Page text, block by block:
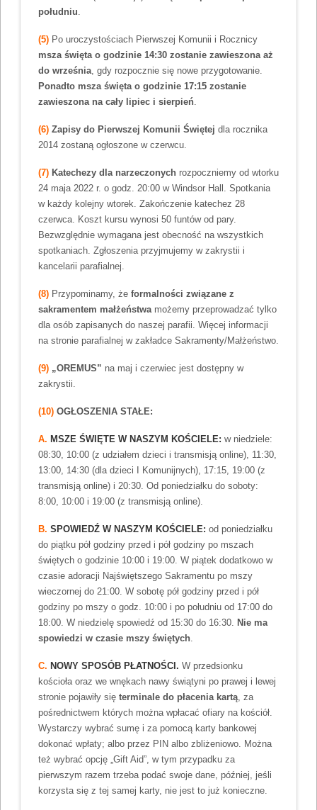
południu
(5) Po uroczystościach Pierwszej Komunii i Rocznicy
msza święta o godzinie 14:30 zostanie zawieszona aż
do września, gdy rozpocznie się nowe przygotowanie.
Ponadto msza święta o godzinie 17:15 zostanie
zawieszona na cały lipiec i sierpień.
(6)Zapisy do Pierwszej Komunii Świętej dla rocznika
2014 zostaną ogłoszone w czerwcu.
(7)Katechezy dla narzeczonych rozpoczniemy od wtorku
24 maja 2022 r. o godz. 20:00 w Windsor Hall. Spotkania
w każdy kolejny wtorek. Zakończenie katechez 28
czerwca. Koszt kursu wynosi 50 funtów od pary.
Bezwzględnie wymagana jest obecność na wszystkich
spotkaniach. Zgłoszenia przyjmujemy w zakrystii i
kancelarii parafialnej.
(8)Przypominamy, że formalności związane z
sakramentem małżeństwamożemy przeprowadzać tylko
dla osób zapisanych do naszej parafii. Więcej informacji
na stronie parafialnej w zakładce Sakramenty/Małżeństwo.
(9)„OREMUS” na maj i czerwiec jest dostępny w
zakrystii.
(10)OGŁOSZENIA STAŁE:
A. MSZE ŚWIĘTE W NASZYM KOŚCIELE: w niedziele:
08:30, 10:00 (z udziałem dzieci i transmisją online), 11:30,
13:00, 14:30 (dla dzieci I Komunijnych), 17:15, 19:00 (z
transmisją online) i 20:30. Od poniedziałku do soboty:
8:00, 10:00 i 19:00 (z transmisją online).
B. SPOWIEDŹ W NASZYM KOŚCIELE: od poniedziałku
do piątku pół godziny przed i pół godziny po mszach
świętych o godzinie 10:00 i 19:00. W piątek dodatkowo w
czasie adoracji Najświętszego Sakramentu po mszy
wieczornej do 21:00. W sobotę pół godziny przed i pół
godziny po mszy o godz. 10:00 i po południu od 17:00 do
18:00. W niedzielę spowiedź od 15:30 do 16:30. Nie ma
spowiedzi w czasie mszy świętych.
C. NOWY SPOSÓB PŁATNOŚCI. W przedsionku
kościoła oraz we wnękach nawy świątyni po prawej i lewej
stronie pojawiły się terminale do płacenia kartą, za
pośrednictwem których można wpłacać ofiary na kościół.
Wystarczy wybrać sumę i za pomocą karty bankowej
dokonać wpłaty; albo przez PIN albo zbliżeniowo. Można
też wybrać opcję „Gift Aid”, w tym przypadku za
pierwszym razem trzeba podać swoje dane, później, jeśli
korzysta się z tej samej karty, nie jest to już konieczne.